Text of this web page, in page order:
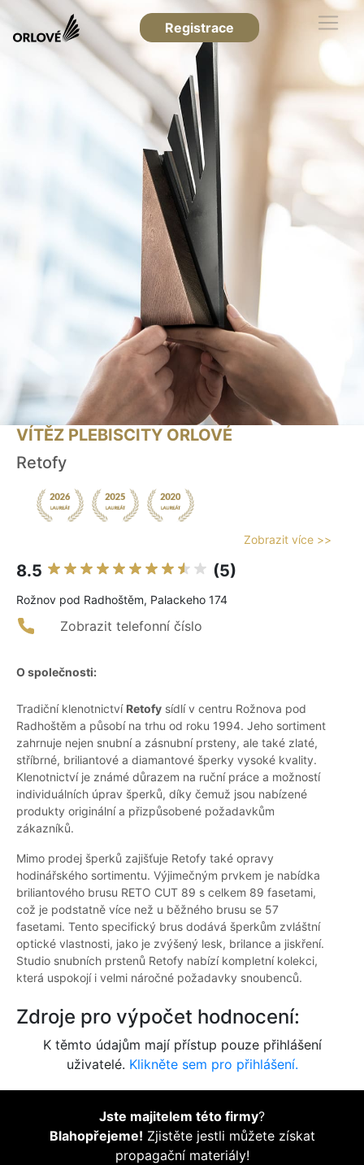
Registrace
VÍTĚZ PLEBISCITY ORLOVÉ
Retofy
Zobrazit více >>
8.5 (5)
Rožnov pod Radhoštěm, Palackeho 174
Zobrazit telefonní číslo
O společnosti:
Tradiční klenotnictví Retofy sídlí v centru Rožnova pod
Radhoštěm a působí na trhu od roku 1994. Jeho sortiment
zahrnuje nejen snubní a zásnubní prsteny, ale také zlaté,
stříbrné, briliantové a diamantové šperky vysoké kvality.
Klenotnictví je známé důrazem na ruční práce a možností
individuálních úprav šperků, díky čemuž jsou nabízené
produkty originální a přizpůsobené požadavkům
zákazníků.
Mimo prodej šperků zajišťuje Retofy také opravy
hodinářského sortimentu. Výjimečným prvkem je nabídka
briliantového brusu RETO CUT 89 s celkem 89 fasetami,
což je podstatně více než u běžného brusu se 57
fasetami. Tento specifický brus dodává šperkům zvláštní
optické vlastnosti, jako je zvýšený lesk, brilance a jiskření.
Studio snubních prstenů Retofy nabízí kompletní kolekci,
která uspokojí i velmi náročné požadavky snoubenců.
Zdroje pro výpočet hodnocení:
K těmto údajům mají přístup pouze přihlášení
uživatelé. Klikněte sem pro přihlášení.
Jste majitelem této firmy?
Blahopřejeme! Zjistěte jestli můžete získat
propagační materiály!